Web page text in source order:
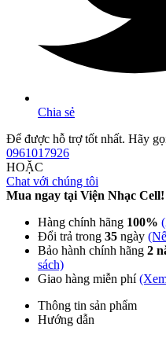
Chia sẻ
Để được hỗ trợ tốt nhất. Hãy
0961017926
HOẶC
Chat với chúng tôi
Mua ngay tại Viện Nhạc Cell!
Hàng chính hãng 100%
Đổi trả trong 35 ngày
Bảo hành chính hãng 2
sách)
Giao hàng miễn phí
Thông tin sản phẩm
Hướng dẫn